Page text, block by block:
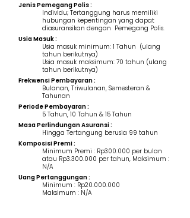
Jenis Pemegang Polis :
Individu; Tertanggung harus memiliki
hubungan kepentingan yang dapat
diasuransikan dengan Pemegang Polis.
Usia Masuk :
Usia masuk minimum: 1 Tahun (ulang
tahun berikutnya)
Usia masuk maksimum: 70 tahun (ulang
tahun berikutnya)
Frekwensi Pembayaran :
Bulanan, Triwulanan, Semesteran &
Tahunan
Periode Pembayaran :
5 Tahun, 10 Tahun & 15 Tahun
Masa Perlindungan Asuransi :
Hingga Tertangung berusia 99 tahun
Komposisi Premi :
Minimum Premi : Rp300.000 per bulan
atau Rp3.300.000 per tahun, Maksimum :
N/A
Uang Pertanggungan :
Minimum : Rp20.000.000
Maksimum : N/A